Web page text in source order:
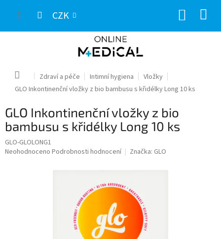
CZK
Domů Zdraví a péče Intimní hygiena
Vložky
GLO Inkontinenční vložky z bio bambusu s křidélky Long 10 ks
GLO Inkontinenční vložky z bio
bambusu s křidélky Long 10 ks
GLO-GLOLONG1
Průměrné
Neohodnoceno Podrobnosti hodnocení Značka: GLO